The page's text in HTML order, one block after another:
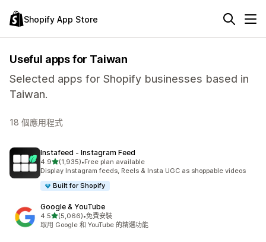
Shopify App Store
Useful apps for Taiwan
Selected apps for Shopify businesses based in
Taiwan.
18 個應用程式
Instafeed ‑ Instagram Feed
4.9滿分 5 顆星
(1,935)
共有 1935 則評價
•Free plan available
Display Instagram feeds, Reels & Insta UGC as shoppable videos
Built for Shopify
Google & YouTube
4.5滿分 5 顆星
(5,066)
共有 5066 則評價
•免費安裝
取用 Google 和 YouTube 的精選功能